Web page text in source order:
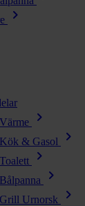
chevron_right
chevron_right
& Gasol chevron_right
chevron_right
chevron_right
Urnorsk chevron_right